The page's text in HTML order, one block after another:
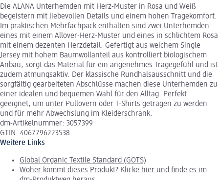
Die ALANA Unterhemden mit Herz-Muster in Rosa und Weiß
begeistern mit liebevollen Details und einem hohen Tragekomfort.
Im praktischen Mehrfachpack enthalten sind zwei Unterhemden:
eines mit einem Allover-Herz-Muster und eines in schlichtem Rosa
mit einem dezenten Herzdetail. Gefertigt aus weichem Single
Jersey mit hohem Baumwollanteil aus kontrolliert biologischem
Anbau, sorgt das Material für ein angenehmes Tragegefühl und ist
zudem atmungsaktiv. Der klassische Rundhalsausschnitt und die
sorgfältig gearbeiteten Abschlüsse machen diese Unterhemden zu
einer idealen und bequemen Wahl für den Alltag. Perfekt
geeignet, um unter Pullovern oder T-Shirts getragen zu werden
und für mehr Abwechslung im Kleiderschrank.
dm-Artikelnummer: 3057399
GTIN: 4067796223538
Weitere Links
Global Organic Textile Standard (GOTS)
Woher kommt dieses Produkt? Klicke hier und finde es im